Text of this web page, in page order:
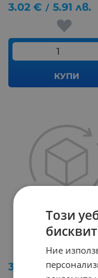
3.02 € / 5.91 лв.
КУПИ
Букса SMA-
Арт.№: 19085
3.48 / 6.81 лв.
Този
Ние